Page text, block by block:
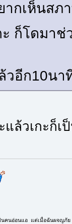
ากเห็นสภ
ะ ก็โดมา
วอีก10นา
แล้วเกะก็เ
นคนอ่อนแอ แต่เมื่อฉันผจญภัย